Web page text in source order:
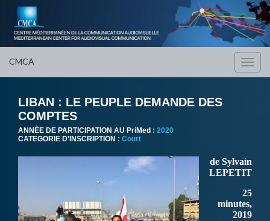
CMCA
LIBAN : LE PEUPLE DEMANDE DES
COMPTES
ANNÈE DE PARTICIPATION AU PriMed : 2020
CATEGORIE D'INSCRIPTION : Court
de Sylvain
LEPETIT
25
minutes,
2019